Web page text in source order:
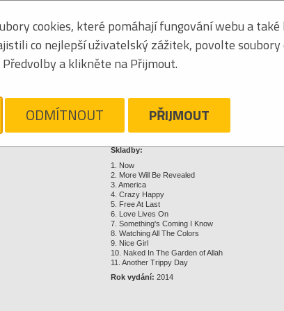
Klikněte pro zvětšení 159,00 Kč
Skladby:
1. Now
2. More Will Be Revealed
3. America
4. Crazy Happy
5. Free At Last
6. Love Lives On
7. Something's Coming I Know
8. Watching All The Colors
9. Nice Girl
10. Naked In The Garden of Allah
11. Another Trippy Day
Rok vydání: 2014
cookies, které pomáhají fungování webu a
co nejlepší uživatelský zážitek, povolte
a klikněte na Přijmout.
ODMÍTNOUT PŘIJMOUT